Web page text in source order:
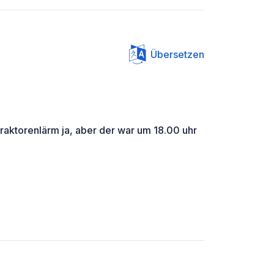
Übersetzen
ja, aber der war um 18.00 uhr